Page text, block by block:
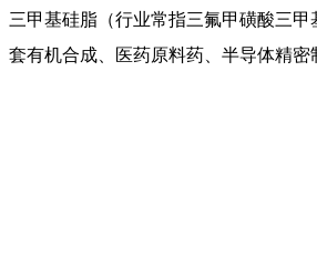
三甲基硅脂（行业常指三氟甲磺酸三甲
套有机合成、医药原料药、半导体精密